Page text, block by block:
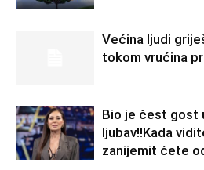
Većina ljudi
tokom vrućina
Bio je čest gost
ljubav!!Kada
zanijemit ćete